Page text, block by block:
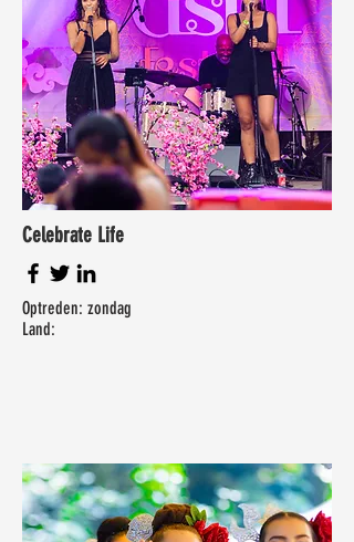
Celebrate Life
Optreden: zondag
Land: